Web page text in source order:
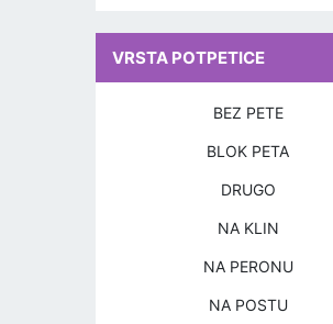
VRSTA POTPETICE
BEZ PETE
BLOK PETA
DRUGO
NA KLIN
NA PERONU
NA POSTU